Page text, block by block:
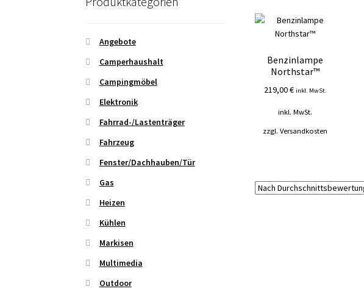
Benzinlampe
Northstar™
219,00€ inkl. MwSt.
inkl. MwSt.
zzgl.Versandkosten
Angebote
Camperhaushalt
Campingmöbel
Elektronik
Fahrrad-/Lastenträger
Fahrzeug
Fenster/Dachhauben/Tür
Gas
Heizen
Kühlen
Markisen
Multimedia
Outdoor